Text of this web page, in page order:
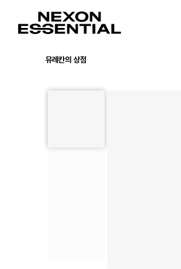
뮤레칸의 상점